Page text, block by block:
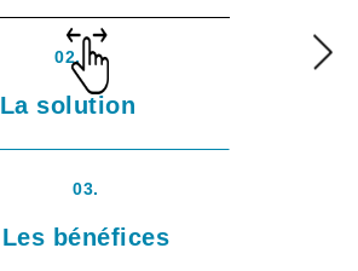
02.
La solution
03.
Les bénéfices